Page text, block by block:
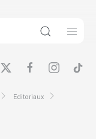
Editoriaux